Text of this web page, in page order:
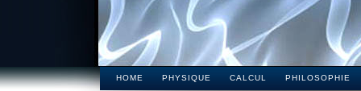
HOME PHYSIQUE CALCUL PHILOSOPHIE